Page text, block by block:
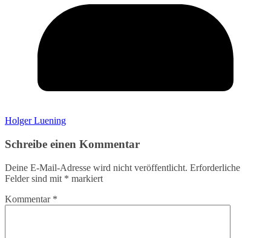
Holger Luening
Schreibe einen Kommentar
Deine E-Mail-Adresse wird nicht veröffentlicht. Erforderliche
Felder sind mit * markiert
Kommentar *